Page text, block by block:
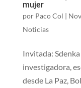
mujer
por Paco Col |
Noticias
Invitada:
investigadora,
desde La Paz,